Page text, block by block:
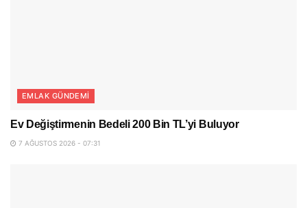
EMLAK GÜNDEMI
Ev Değiştirmenin Bedeli 200 Bin TL’yi Buluyor
7 AĞUSTOS 2026 - 07:31